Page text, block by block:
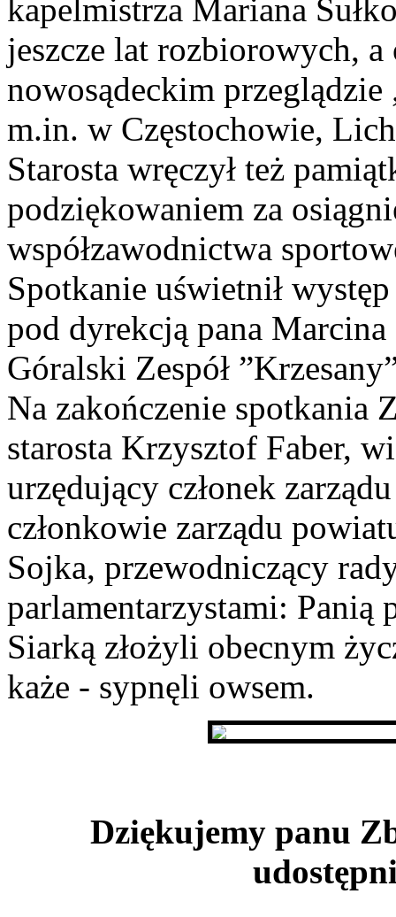
kapelmistrza Mariana
jeszcze lat rozbiorowych, a
nowosądeckim
m.in. w Częstochowie,
Starosta wręczył też
podziękowaniem za
współzawodnictwa
Spotkanie uświetnił
pod dyrekcją pana
Góralski Zespół
Na zakończenie spotkania
starosta Krzysztof Faber,
urzędujący członek
członkowie zarządu
Sojka, przewodniczący
parlamentarzystami: Panią
Siarką złożyli obecnym
każe - sypnęli owsem.
Dziękujemy panu